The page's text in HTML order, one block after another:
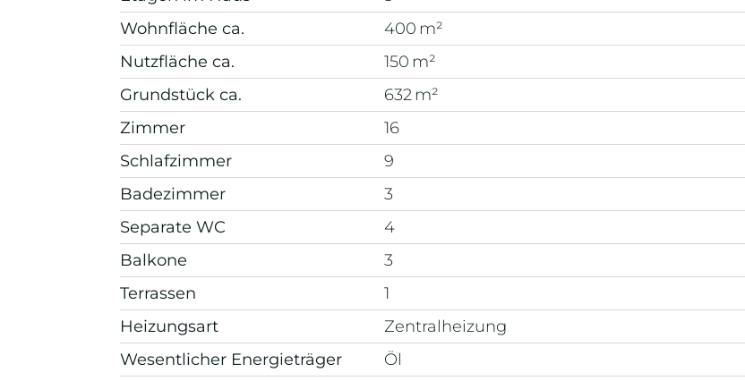
Wohnfläche ca.
400 m²
Nutzfläche ca.
150 m²
Grund­stück ca.
632 m²
Zimmer
16
Schlafzimmer
9
Badezimmer
3
Separate WC
4
Balkone
3
Terrassen
1
Heizungsart
Zentralheizung
Wesentlicher Energieträger
Öl